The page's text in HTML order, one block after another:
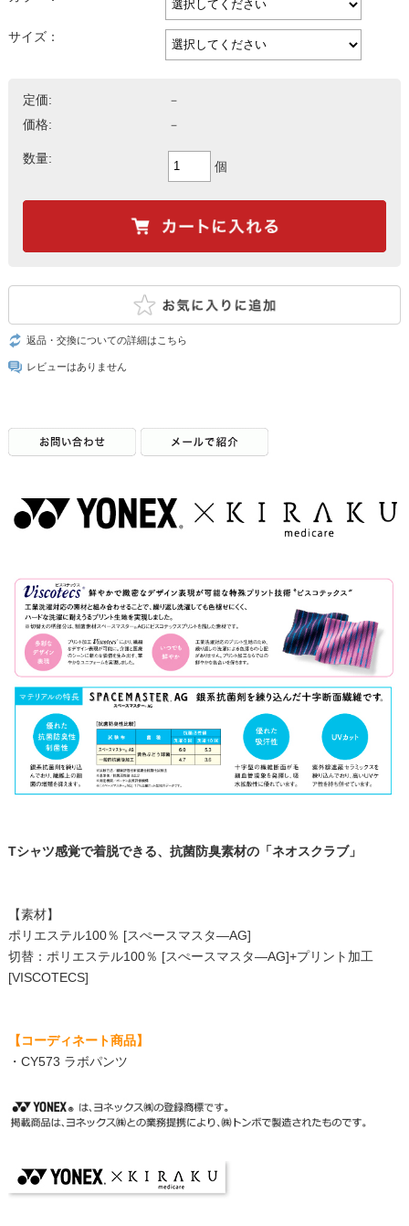
サイズ：
定価:
－
価格:
－
数量:
個
返品・交換についての詳細はこちら
レビューはありません
Tシャツ感覚で着脱できる、抗菌防臭素材の「ネオスクラブ」
【素材】
ポリエステル100％ [スぺースマスタ―AG]
切替：ポリエステル100％ [スぺースマスタ―AG]+プリント加工
[VISCOTECS]
【コーディネート商品】
・ CY573 ラボパンツ